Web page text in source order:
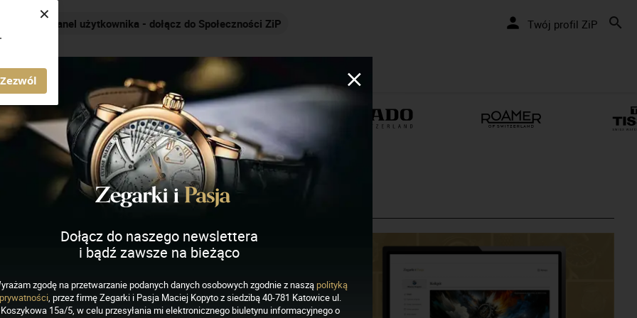
Zezwól
× Nakręcamy pozytywnie... cały czas! Twój profil ZiP
ZEGARKI I PASJA
Dołącz do naszego newslettera
i bądź zawsze na bieżąco
zgodę na przetwarzanie podanych danych osobowych zgodnie z naszą polityką
prywatności, przez firmę Zegarki i Pasja Maciej Kopyto z siedzibą 40-781 Katowice ul.
Koszykowa 15a/5, w celu przesyłania mi elektronicznego biuletynu informacyjnego o